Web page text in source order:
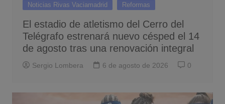
Noticias Rivas Vaciamadrid Reformas
El estadio de atletismo del Cerro del
Telégrafo estrenará nuevo césped el 14
de agosto tras una renovación integral
Sergio Lombera 6 de agosto de 2026 0